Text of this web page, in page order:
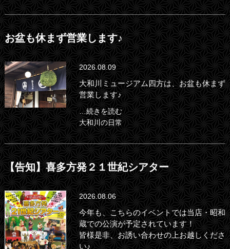
お盆も休まず営業します♪
2026.08.09
大和川ミュージアム四方は、お盆も休まず
営業します♪
…続きを読む
大和川の日常
【告知】喜多方発２１世紀シアター
2026.08.06
今年も、こちらのイベントでは当店・昭和
蔵での公演が予定されています！
皆様是非、お誘い合わせの上お越しくださ
い♪